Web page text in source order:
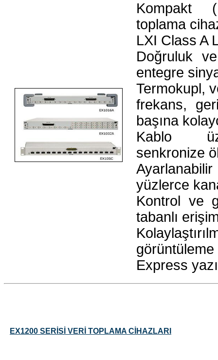
Kompakt
toplama
LXI Class A
Doğruluk
entegre
Termokupl,
frekans,
başına
Kablo
senkronize
yüzlerce
Kontrol ve
tabanlı
Express
EX1200 SERİSİ VERİ TOPLAMA CİHAZLARI